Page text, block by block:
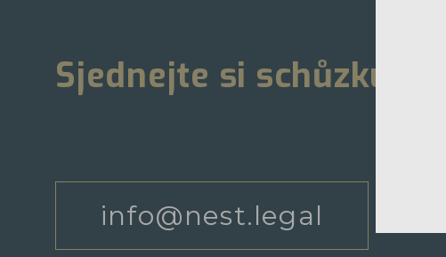
Sjednejte si schůzku
info@nest.legal